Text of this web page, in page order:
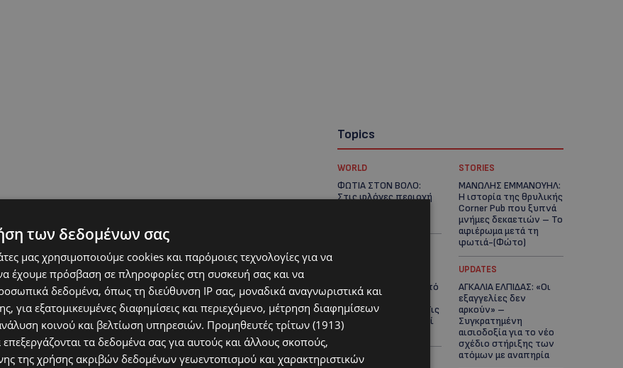
Topics
WORLD
ΦΩΤΙΑ ΣΤΟΝ ΒΟΛΟ:
Στις φλόγες περιοχή
STORIES
ΜΑΝΩΛΗΣ ΕΜΜΑΝΟΥΗΛ:
Η ιστορία της θρυλικής
Corner Pub που ξυπνά
μνήμες δεκαετιών – Το
αφιέρωμα μετά τη
φωτιά-(Φώτο)
ΘΕΣΣΑΛΟΝΙΚΗ: Σοκ από
την κακοποίηση
άγριων χελωνών – Τις
έβαψαν με πορτοκαλί
λαδομπογιά-(Φώτο)
UPDATES
ΑΓΚΑΛΙΑ ΕΛΠΙΔΑΣ: «Οι
εξαγγελίες δεν
αρκούν» –
Συγκρατημένη
αισιοδοξία για το νέο
σχέδιο στήριξης των
ατόμων με αναπηρία
των δεδομένων σας
μας χρησιμοποιούμε cookies και παρόμοιες τεχνολογίες για να
έχουμε πρόσβαση σε πληροφορίες στη συσκευή σας και να
δεδομένα, όπως τη διεύθυνση IP σας, μοναδικά αναγνωριστικά και
για εξατομικευμένες διαφημίσεις και περιεχόμενο, μέτρηση διαφημίσεων
κοινού και βελτίωση υπηρεσιών. Προμηθευτές τρίτων (1913)
επεξεργάζονται τα δεδομένα σας για αυτούς και άλλους σκοπούς,
της χρήσης ακριβών δεδομένων γεωεντοπισμού και χαρακτηριστικών